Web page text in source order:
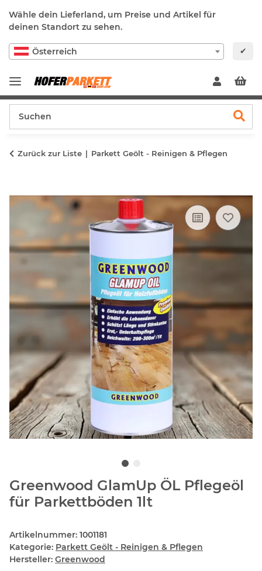
Wähle dein Lieferland, um Preise und Artikel für
deinen Standort zu sehen.
Österreich ✔
Zurück zur Liste Parkett Geölt - Reinigen & Pflegen
Greenwood GlamUp ÖL Pflegeöl
für Parkettböden 1lt
Artikelnummer: 1001181
Kategorie: Parkett Geölt - Reinigen & Pflegen
Hersteller: Greenwood